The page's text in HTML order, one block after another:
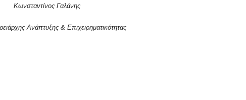
Κωνσταντίνος Γαλάνης
Ανάπτυξης & Επιχειρηματικότητας